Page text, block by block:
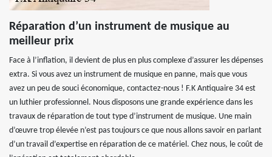
Réparation d’un instrument de musique au
meilleur prix
Face à l’inflation, il devient de plus en plus complexe d’assurer les dépenses
extra. Si vous avez un instrument de musique en panne, mais que vous
avez un peu de souci économique, contactez-nous ! F.K Antiquaire 34 est
un luthier professionnel. Nous disposons une grande expérience dans les
travaux de réparation de tout type d’instrument de musique. Une main
d’œuvre trop élevée n’est pas toujours ce que nous allons savoir en parlant
d’un travail d’expertise en réparation de ce matériel. Chez nous, le coût de